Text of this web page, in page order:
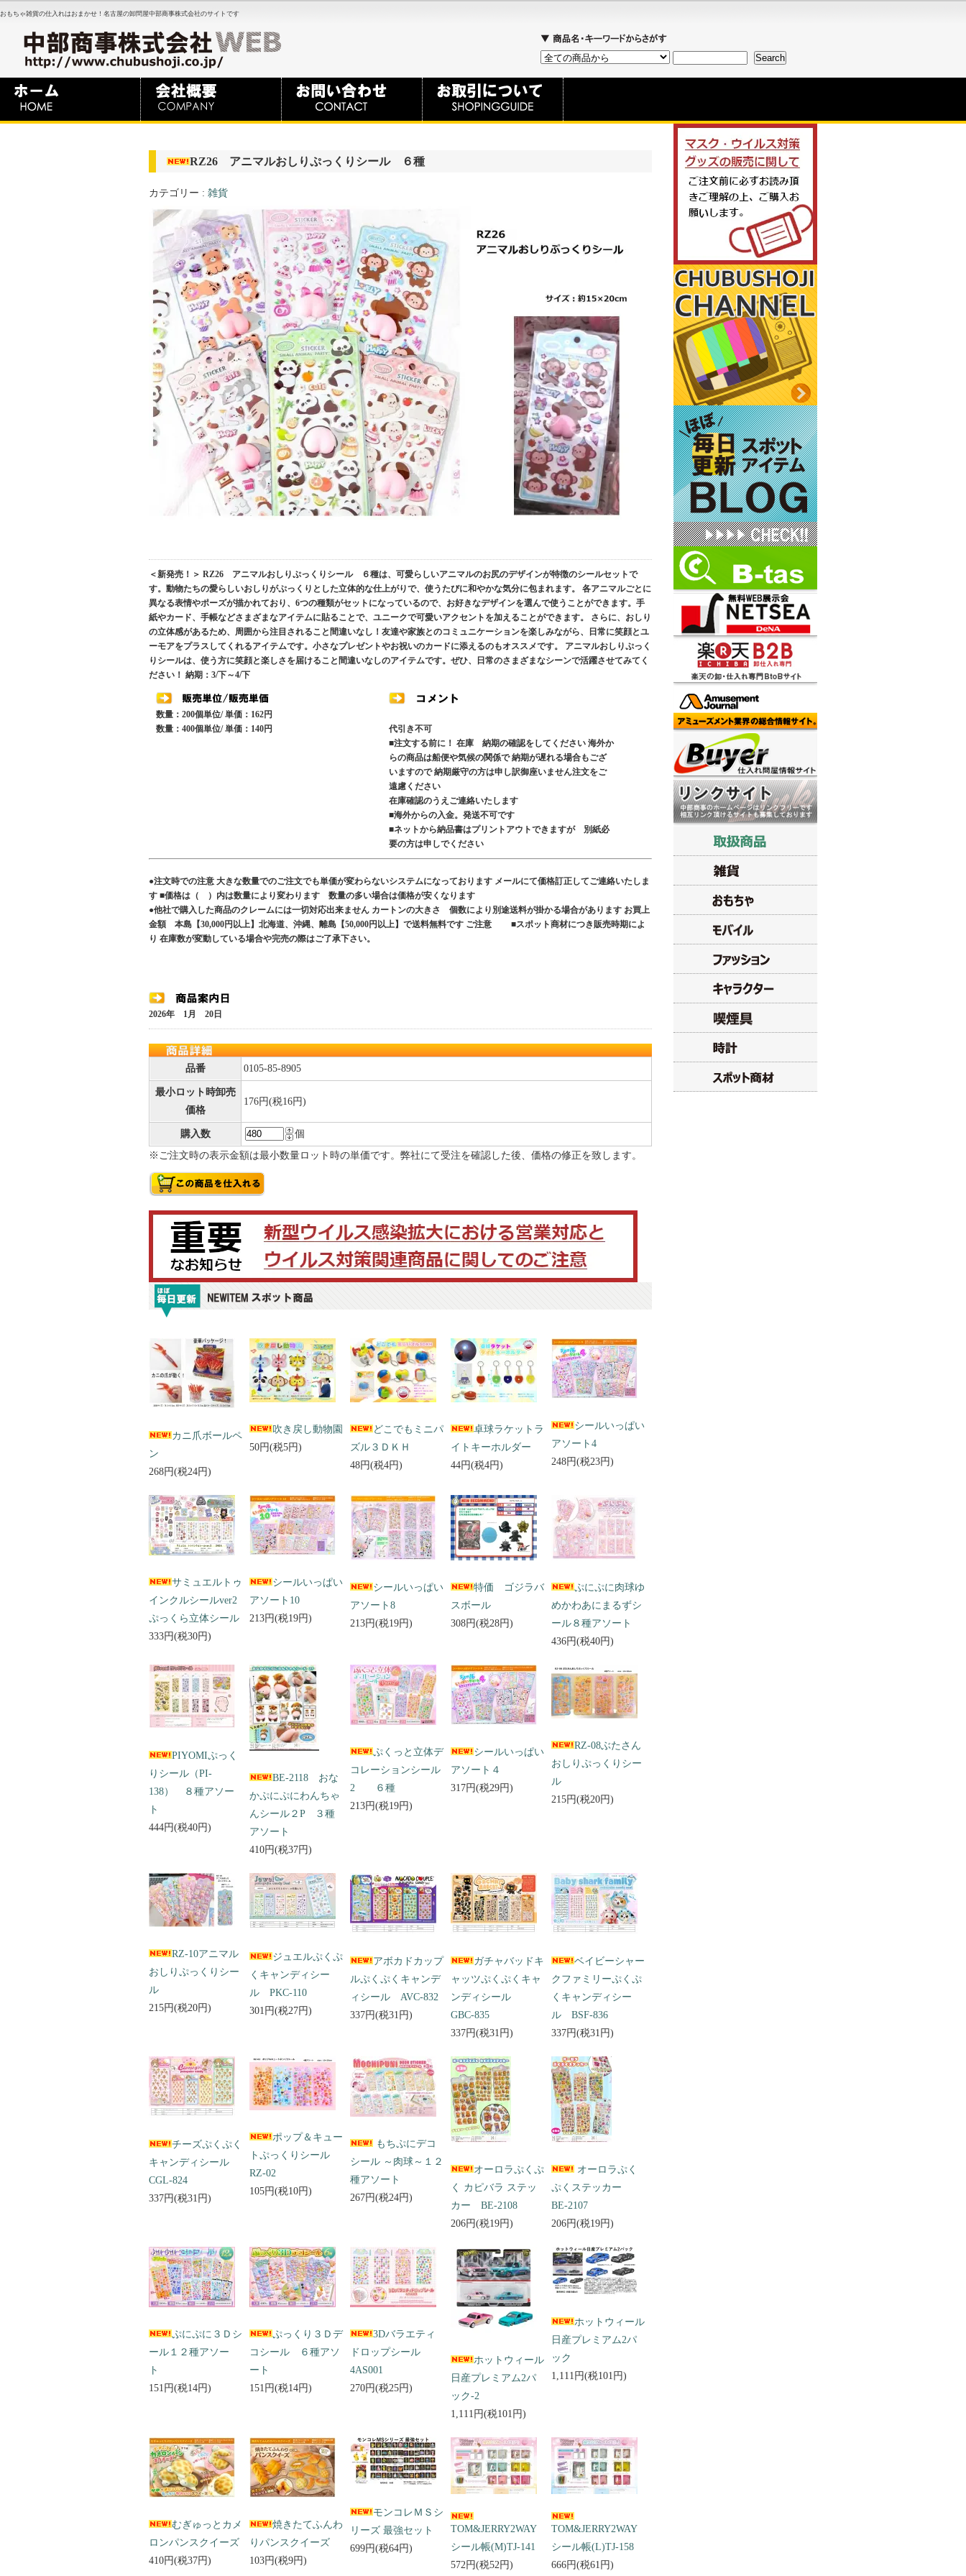
おもちゃ雑貨の仕入れはおまかせ！名古屋の卸問屋中部商事株式会社のサイトです
RZ26 アニマルおしりぷっくりシール ６種
カテゴリー : 雑貨
＜新発売！＞ RZ26 アニマルおしりぷっくりシール ６種は、可愛らしいアニマルのお尻のデザインが特徴のシールセットで
す。動物たちの愛らしいおしりがぷっくりとした立体的な仕上がりで、使うたびに和やかな気分に包まれます。 各アニマルごとに
異なる表情やポーズが描かれており、6つの種類がセットになっているので、お好きなデザインを選んで使うことができます。手
紙やカード、手帳などさまざまなアイテムに貼ることで、ユニークで可愛いアクセントを加えることができます。 さらに、おしり
の立体感があるため、周囲から注目されること間違いなし！友達や家族とのコミュニケーションを楽しみながら、日常に笑顔とユ
ーモアをプラスしてくれるアイテムです。小さなプレゼントやお祝いのカードに添えるのもオススメです。 アニマルおしりぷっく
りシールは、使う方に笑顔と楽しさを届けること間違いなしのアイテムです。ぜひ、日常のさまざまなシーンで活躍させてみてく
ださい！ 納期：3/下～4/下
数量：200個単位/ 単価：162円
数量：400個単位/ 単価：140円
代引き不可
■注文する前に！ 在庫 納期の確認をしてください 海外か
らの商品は船便や気候の関係で 納期が遅れる場合もござ
いますので 納期厳守の方は申し訳御座いません注文をご
遠慮ください
在庫確認のうえご連絡いたします
■海外からの入金。発送不可です
■ネットから納品書はプリントアウトできますが 別紙必
要の方は申しでください
●注文時での注意 大きな数量でのご注文でも単価が変わらないシステムになっております メールにて価格訂正してご連絡いたしま
す ■価格は（ ）内は数量により変わります 数量の多い場合は価格が安くなります
●他社で購入した商品のクレームには一切対応出来ません カートンの大きさ 個数により別途送料が掛かる場合があります お買上
金額 本島【30,000円以上】北海道、沖縄、離島【50,000円以上】で送料無料です ご注意 ■スポット商材につき販売時期によ
り 在庫数が変動している場合や完売の際はご了承下さい。
2026年 1月 20日
品番 0105-85-8905
最小ロット時卸売
価格
176円(税16円)
購入数
個
※ご注文時の表示金額は最小数量ロット時の単価です。弊社にて受注を確認した後、価格の修正を致します。
カニ爪ボールペ
ン
268円(税24円)
吹き戻し動物園
50円(税5円)
どこでもミニパ
ズル３ＤＫＨ
48円(税4円)
卓球ラケットラ
イトキーホルダー
44円(税4円)
シールいっぱい
アソート4
248円(税23円)
サミュエルトゥ
インクルシールver2
ぷっくら立体シール
333円(税30円)
シールいっぱい
アソート10
213円(税19円)
シールいっぱい
アソート8
213円(税19円)
特価 ゴジラバ
スボール
308円(税28円)
ぷにぷに肉球ゆ
めかわあにまるずシ
ール８種アソート
436円(税40円)
PIYOMIぷっく
りシール（PI-
138） ８種アソー
ト
444円(税40円)
BE-2118 おな
かぷにぷにわんちゃ
んシール２P ３種
アソート
410円(税37円)
ぷくっと立体デ
コレーションシール
2 ６種
213円(税19円)
シールいっぱい
アソート４
317円(税29円)
RZ-08ぶたさん
おしりぷっくりシー
ル
215円(税20円)
RZ-10アニマル
おしりぷっくりシー
ル
215円(税20円)
ジュエルぷくぷ
くキャンディシー
ル PKC-110
301円(税27円)
アボカドカップ
ルぷくぷくキャンデ
ィシール AVC-832
337円(税31円)
ガチャバッドキ
ャッツぷくぷくキャ
ンディシール
GBC-835
337円(税31円)
ベイビーシャー
クファミリーぷくぷ
くキャンディシー
ル BSF-836
337円(税31円)
チーズぷくぷく
キャンディシール
CGL-824
337円(税31円)
ポップ＆キュー
トぷっくりシール
RZ-02
105円(税10円)
もちぷにデコ
シール ～肉球～１２
種アソート
267円(税24円)
オーロラぷくぷ
く カピバラ ステッ
カー BE-2108
206円(税19円)
オーロラぷく
ぷくステッカー
BE-2107
206円(税19円)
ぷにぷに３Ｄシ
ール１２種アソー
ト
151円(税14円)
ぷっくり３Ｄデ
コシール ６種アソ
ート
151円(税14円)
3Dバラエティ
ドロップシール
4AS001
270円(税25円)
ホットウィール
日産プレミアム2パ
ック-2
1,111円(税101円)
ホットウィール
日産プレミアム2パ
ック
1,111円(税101円)
むぎゅっとカメ
ロンパンスクイーズ
410円(税37円)
焼きたてふんわ
りパンスクイーズ
103円(税9円)
モンコレＭＳシ
リーズ 最強セット
699円(税64円)
TOM&JERRY2WAY
シール帳(M)TJ-141
572円(税52円)
TOM&JERRY2WAY
シール帳(L)TJ-158
666円(税61円)